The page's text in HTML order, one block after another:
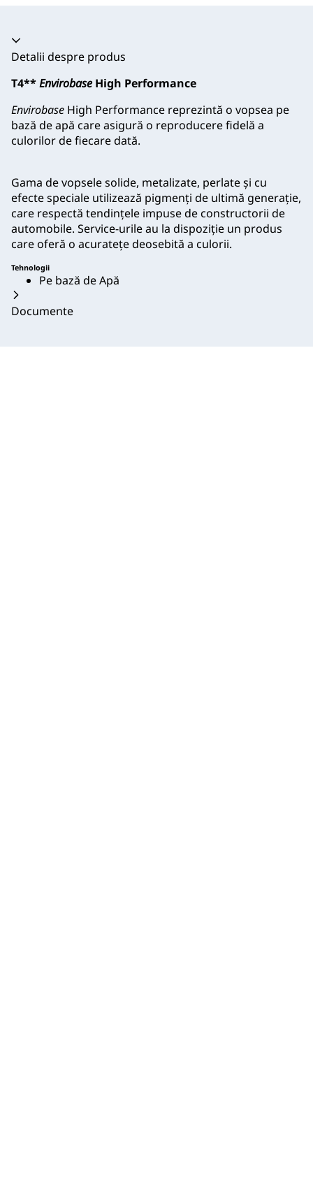
Acordeon prăbușit
Detalii despre produs
T4**Envirobase High Performance
Envirobase High Performance reprezintă o vopsea pe
bază de apă care asigură o reproducere fidelă a
culorilor de fiecare dată.
Gama de vopsele solide, metalizate, perlate şi cu
efecte speciale utilizează pigmenţi de ultimă generaţie,
care respectă tendinţele impuse de constructorii de
automobile. Service-urile au la dispoziţie un produs
care oferă o acurateţe deosebită a culorii.
Tehnologii
Pe bază de Apă
Documente